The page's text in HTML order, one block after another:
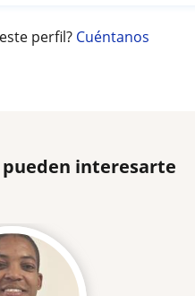
perfil? Cuéntanos
interesarte